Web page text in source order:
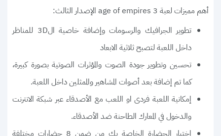
أهم مميزات لعبة 3 age of empires الإصدار الثالث:
تطوير الجرافيك والرسومات وإضافة خاصية ال3D للمناظر
داخل اللعبة لتصبح ثلاثية الابعاد
تحسين وتطوير جودة الصوت والمؤثرات الصوتية بصورة كبيرة،
كما تم إضافة بعد أصوات المشاهير والممثلين داخل اللعبة.
إمكانية اللعبة فردى او اللعب مع الأصدقاء عبر شبكة الانترنت
والدخول في المعارك الطاحنة ضد الأصدقاء.
اختيار الحضارة الخاصة بك من ضمن 8 حضارات مختلفة